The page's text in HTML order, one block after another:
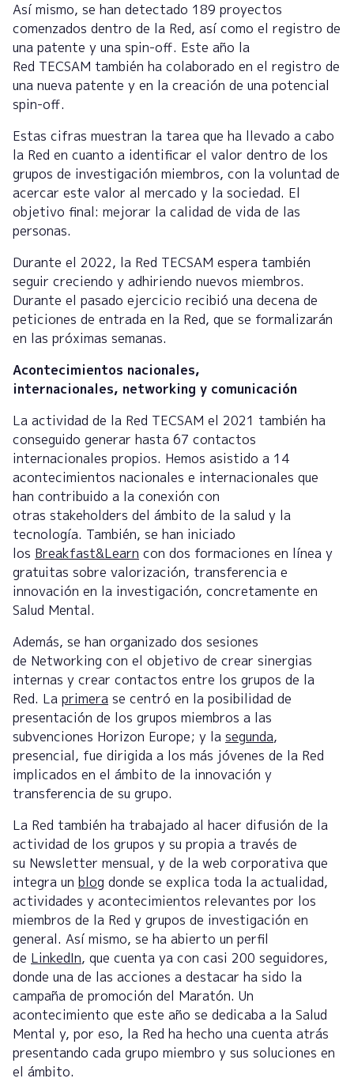
Así mismo, se han detectado 189 proyectos
comenzados dentro de la Red, así como el registro de
una patente y una spin-off. Este año la
Red TECSAM también ha colaborado en el registro de
una nueva patente y en la creación de una potencial
spin-off.
Estas cifras muestran la tarea que ha llevado a cabo
la Red en cuanto a identificar el valor dentro de los
grupos de investigación miembros, con la voluntad de
acercar este valor al mercado y la sociedad. El
objetivo final: mejorar la calidad de vida de las
personas.
Durante el 2022, la Red TECSAM espera también
seguir creciendo y adhiriendo nuevos miembros.
Durante el pasado ejercicio recibió una decena de
peticiones de entrada en la Red, que se formalizarán
en las próximas semanas.
Acontecimientos nacionales,
internacionales, networking y comunicación
La actividad de la Red TECSAM el 2021 también ha
conseguido generar hasta 67 contactos
internacionales propios. Hemos asistido a 14
acontecimientos nacionales e internacionales que
han contribuido a la conexión con
otras stakeholders del ámbito de la salud y la
tecnología. También, se han iniciado
los Breakfast&Learn con dos formaciones en línea y
gratuitas sobre valorización, transferencia e
innovación en la investigación, concretamente en
Salud Mental.
Además, se han organizado dos sesiones
de Networking con el objetivo de crear sinergias
internas y crear contactos entre los grupos de la
Red. La primera se centró en la posibilidad de
presentación de los grupos miembros a las
subvenciones Horizon Europe; y la segunda,
presencial, fue dirigida a los más jóvenes de la Red
implicados en el ámbito de la innovación y
transferencia de su grupo.
La Red también ha trabajado al hacer difusión de la
actividad de los grupos y su propia a través de
su Newsletter mensual, y de la web corporativa que
integra un blog donde se explica toda la actualidad,
actividades y acontecimientos relevantes por los
miembros de la Red y grupos de investigación en
general. Así mismo, se ha abierto un perfil
de LinkedIn, que cuenta ya con casi 200 seguidores,
donde una de las acciones a destacar ha sido la
campaña de promoción del Maratón. Un
acontecimiento que este año se dedicaba a la Salud
Mental y, por eso, la Red ha hecho una cuenta atrás
presentando cada grupo miembro y sus soluciones en
el ámbito.